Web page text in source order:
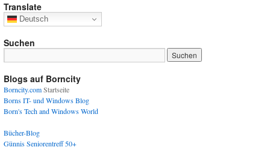
Translate
Deutsch
Suchen
Blogs auf Borncity
Borncity.comStartseite
Borns IT- und Windows Blog
Born's Tech and Windows World
Bücher-Blog
Günnis Seniorentreff 50+